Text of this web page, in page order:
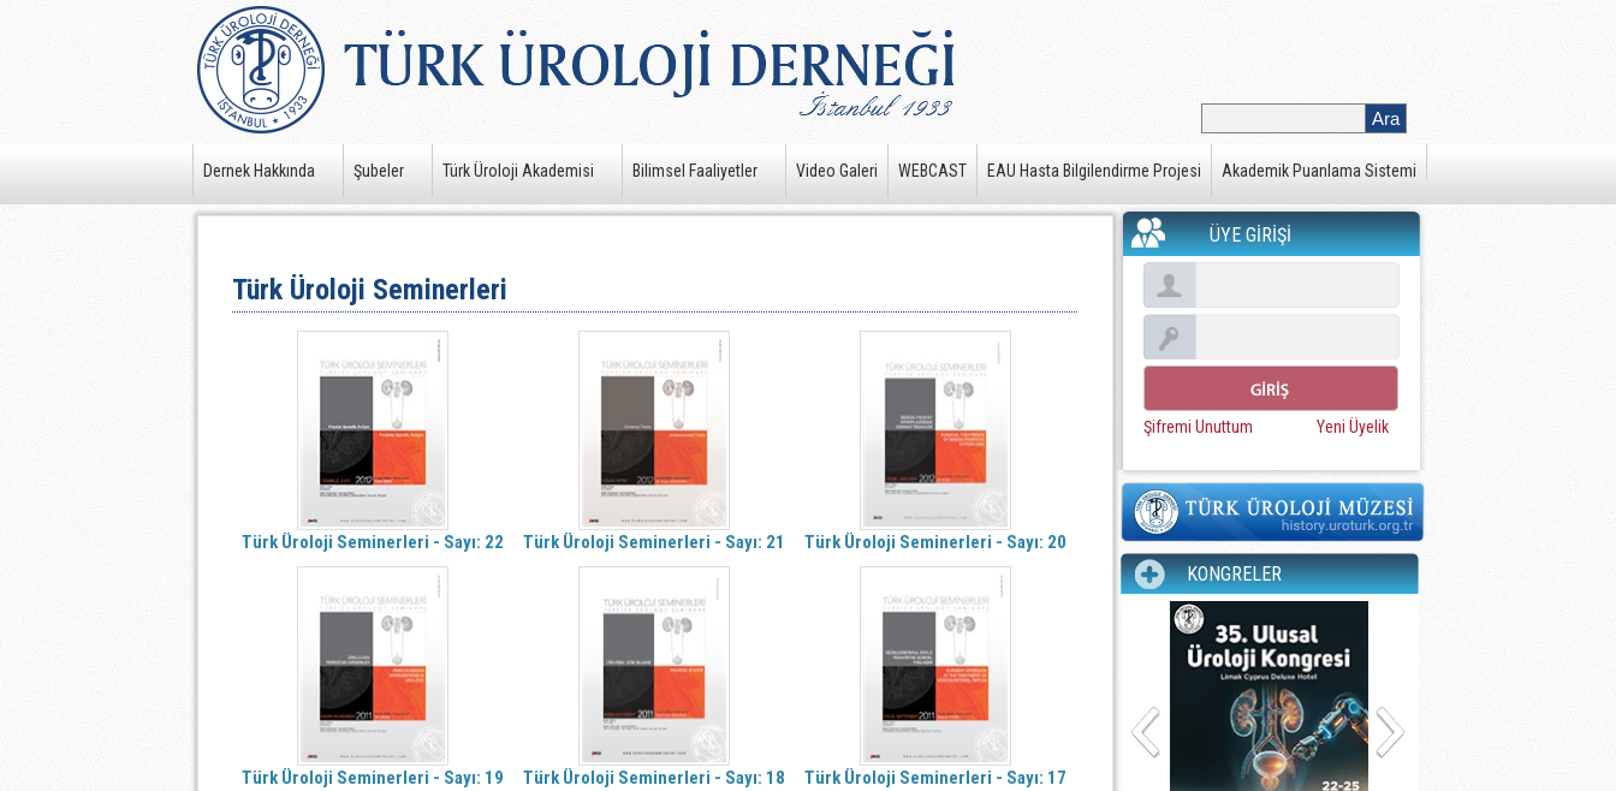
Dernek Hakkında Şubeler Türk Üroloji Akademisi Bilimsel Faaliyetler Video Galeri WEBCAST EAU Hasta Bilgilendirme Projesi Akademik Puanlama Sistemi
Türk Üroloji Seminerleri
Türk Üroloji Seminerleri - Sayı: 22 Türk Üroloji Seminerleri - Sayı: 21 Türk Üroloji Seminerleri - Sayı: 20
Türk Üroloji Seminerleri - Sayı: 19 Türk Üroloji Seminerleri - Sayı: 18 Türk Üroloji Seminerleri - Sayı: 17
ÜYE GİRİŞİ
Şifremi Unuttum Yeni Üyelik
KONGRELER